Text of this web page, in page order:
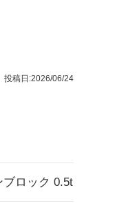
投稿日:2026/06/24
ブロック 0.5t